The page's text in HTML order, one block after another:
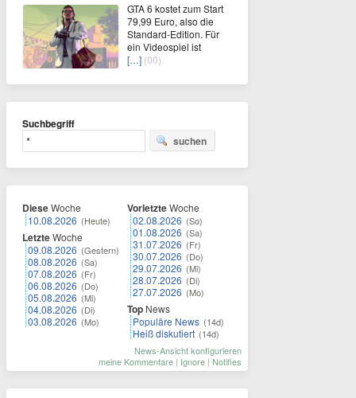
GTA 6 kostet zum Start
79,99 Euro, also die
Standard-Edition. Für
ein Videospiel ist
[…] (00)
Suchbegriff
suchen
DieseWoche
10.08.2026 (Heute)
LetzteWoche
09.08.2026 (Gestern)
08.08.2026 (Sa)
07.08.2026 (Fr)
06.08.2026 (Do)
05.08.2026 (Mi)
04.08.2026 (Di)
03.08.2026 (Mo)
VorletzteWoche
02.08.2026 (So)
01.08.2026 (Sa)
31.07.2026 (Fr)
30.07.2026 (Do)
29.07.2026 (Mi)
28.07.2026 (Di)
27.07.2026 (Mo)
Top News
Populäre News (14d)
Heiß diskutiert (14d)
News-Ansicht konfigurieren
meine Kommentare | Ignore | Notifies